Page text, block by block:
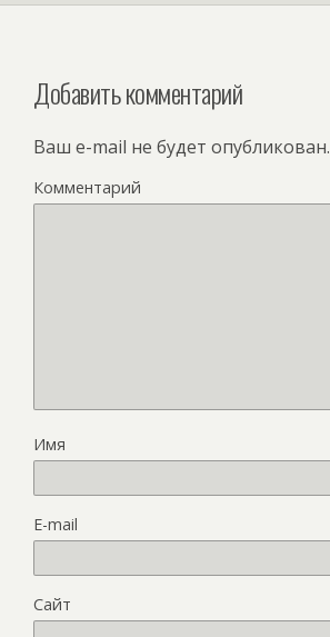
Добавить комментарий
Ваш e-mail не будет опубликован.
Комментарий
Имя
E-mail
Сайт